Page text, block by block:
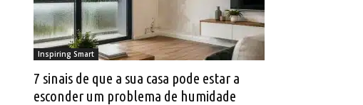
Inspiring Smart
7 sinais de que a sua casa pode estar a
esconder um problema de humidade